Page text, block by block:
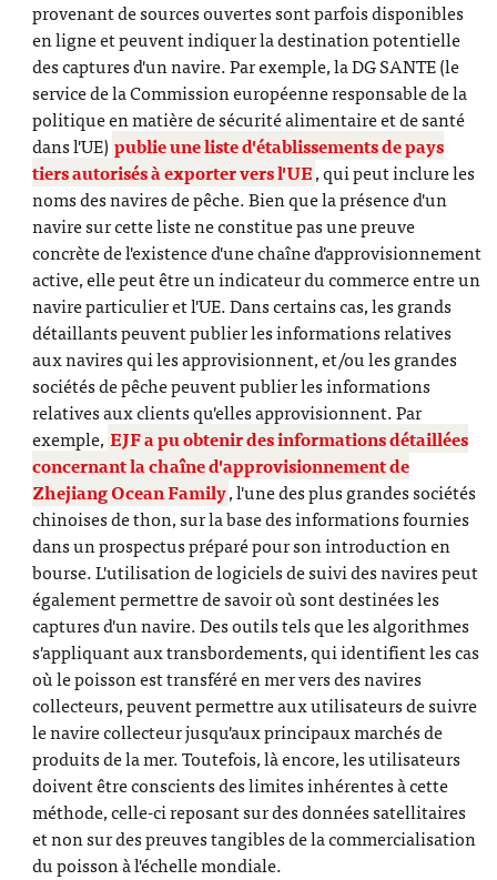
provenant de sources ouvertes sont parfois disponibles
en ligne et peuvent indiquer la destination potentielle
des captures d'un navire. Par exemple, la DG SANTE (le
service de la Commission européenne responsable de la
politique en matière de sécurité alimentaire et de santé
dans l'UE) publie une liste d'établissements de pays
tiers autorisés à exporter vers l'UE, qui peut inclure les
noms des navires de pêche. Bien que la présence d'un
navire sur cette liste ne constitue pas une preuve
concrète de l'existence d'une chaîne d'approvisionnement
active, elle peut être un indicateur du commerce entre un
navire particulier et l'UE. Dans certains cas, les grands
détaillants peuvent publier les informations relatives
aux navires qui les approvisionnent, et/ou les grandes
sociétés de pêche peuvent publier les informations
relatives aux clients qu'elles approvisionnent. Par
exemple,EJF a pu obtenir des informations détaillées
concernant la chaîne d'approvisionnement de
Zhejiang Ocean Family, l'une des plus grandes sociétés
chinoises de thon, sur la base des informations fournies
dans un prospectus préparé pour son introduction en
bourse. L'utilisation de logiciels de suivi des navires peut
également permettre de savoir où sont destinées les
captures d'un navire. Des outils tels que les algorithmes
s'appliquant aux transbordements, qui identifient les cas
où le poisson est transféré en mer vers des navires
collecteurs, peuvent permettre aux utilisateurs de suivre
le navire collecteur jusqu'aux principaux marchés de
produits de la mer. Toutefois, là encore, les utilisateurs
doivent être conscients des limites inhérentes à cette
méthode, celle-ci reposant sur des données satellitaires
et non sur des preuves tangibles de la commercialisation
du poisson à l'échelle mondiale.